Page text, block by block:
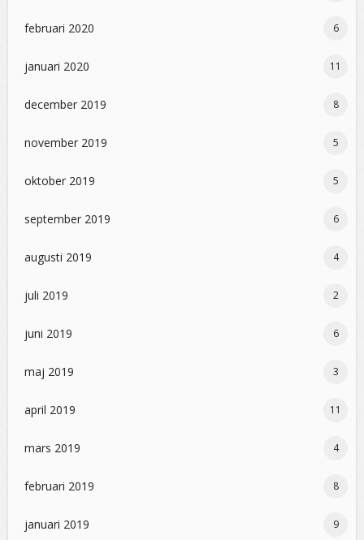
februari 2020 6
januari 2020 11
december 2019 8
november 2019 5
oktober 2019 5
september 2019 6
augusti 2019 4
juli 2019 2
juni 2019 6
maj 2019 3
april 2019 11
mars 2019 4
februari 2019 8
januari 2019 9